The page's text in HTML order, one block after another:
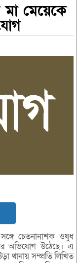
মেয়েকে
চেতনানাশক ওষুধ
অভিযোগ উঠেছে। এ
থানায় সম্প্রতি লিখিত